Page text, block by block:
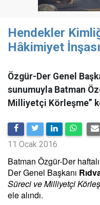
Hendekler
Hâkimiyet
Özgür-Der Genel
sunumuyla Batman
Milliyetçi Körleşme”
11 Ocak 2016
Batman Özgür-Der
Der Genel Başkanı
Süreci ve Milliyetçi
ele alındı.